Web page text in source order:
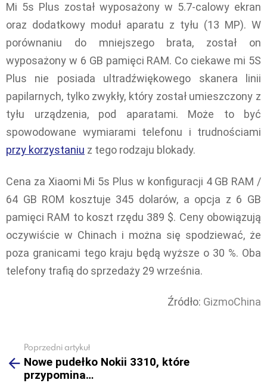
Mi 5s Plus został wyposażony w 5.7-calowy ekran
oraz dodatkowy moduł aparatu z tyłu (13 MP). W
porównaniu do mniejszego brata, został on
wyposażony w 6 GB pamięci RAM. Co ciekawe mi 5S
Plus nie posiada ultradźwiękowego skanera linii
papilarnych, tylko zwykły, który został umieszczony z
tyłu urządzenia, pod aparatami. Może to być
spowodowane wymiarami telefonu i trudnościami
przy korzystaniu z tego rodzaju blokady.
Cena za Xiaomi Mi 5s Plus w konfiguracji 4 GB RAM /
64 GB ROM kosztuje 345 dolarów, a opcja z 6 GB
pamięci RAM to koszt rzędu 389 $. Ceny obowiązują
oczywiście w Chinach i można się spodziewać, że
poza granicami tego kraju będą wyższe o 30 %. Oba
telefony trafią do sprzedaży 29 września.
Źródło: GizmoChina
more
Poprzedni artykuł
Nowe pudełko Nokii 3310, które
przypomina…